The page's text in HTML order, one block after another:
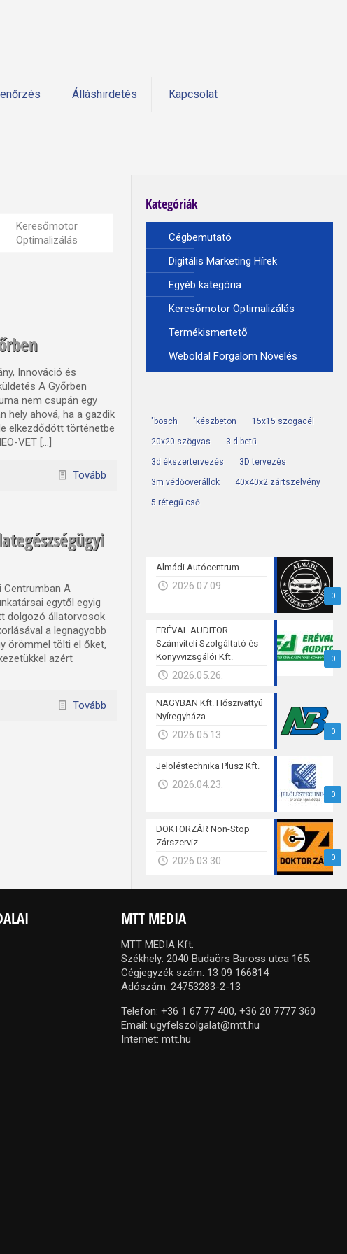
Álláshirdetés Kapcsolat
Keresőmotor
Optimalizálás
Innováció és
A Győrben
nem csupán egy
hely ahová, ha a gazdik
elkezdődött történetbe
VET […]
Tovább
Centrumban A
egytől egyig
dolgozó állatorvosok
a legnagyobb
örömmel tölti el őket,
azért
Tovább
Kategóriák
Cégbemutató
Digitális Marketing Hírek
Egyéb kategória
Keresőmotor Optimalizálás
Termékismertető
Weboldal Forgalom Növelés
"bosch "készbeton 15x15 szögacél
20x20 szögvas 3 d betű
3d ékszertervezés 3D tervezés
3m védőoverállok 40x40x2 zártszelvény
5 rétegű cső
0
Almádi Autócentrum
2026.07.09.
0
ERÉVAL AUDITOR
Számviteli Szolgáltató és
Könyvvizsgálói Kft.
2026.05.26.
0
NAGYBAN Kft. Hőszivattyú
Nyíregyháza
2026.05.13.
0
Jelöléstechnika Plusz Kft.
2026.04.23.
0
DOKTORZÁR Non-Stop
Zárszerviz
2026.03.30.
MTT MEDIA
MTT MEDIA Kft.
Székhely: 2040 Budaörs Baross utca 165.
Cégjegyzék szám: 13 09 166814
Adószám: 24753283-2-13
Telefon:+36 1 67 77 400, +36 20 7777 360
Email:ugyfelszolgalat@mtt.hu
Internet:mtt.hu